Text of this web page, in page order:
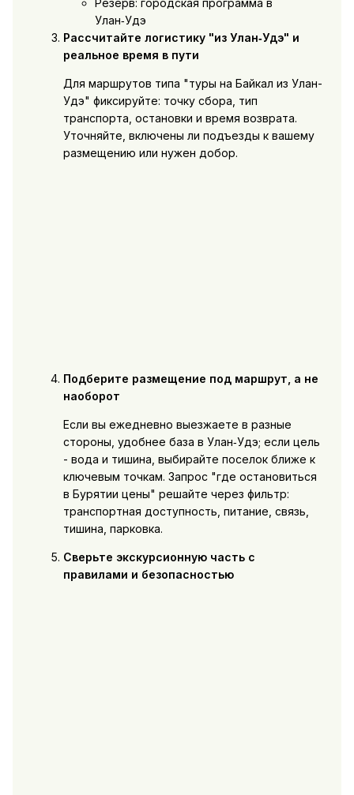
Резерв: городская программа в
Улан‑Удэ
Рассчитайте логистику "из Улан‑Удэ" и
реальное время в пути
Для маршрутов типа "туры на Байкал из Улан-
Удэ" фиксируйте: точку сбора, тип
транспорта, остановки и время возврата.
Уточняйте, включены ли подъезды к вашему
размещению или нужен добор.
Подберите размещение под маршрут, а не
наоборот
Если вы ежедневно выезжаете в разные
стороны, удобнее база в Улан‑Удэ; если цель
- вода и тишина, выбирайте поселок ближе к
ключевым точкам. Запрос "где остановиться
в Бурятии цены" решайте через фильтр:
транспортная доступность, питание, связь,
тишина, парковка.
Сверьте экскурсионную часть с
правилами и безопасностью